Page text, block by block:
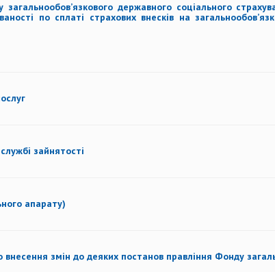
державного соціального
по сплаті страхових внесків на
зайнятості
апарату)
змін до деяких постанов правління Фонду